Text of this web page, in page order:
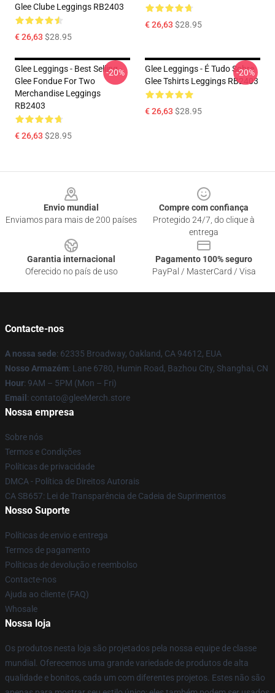
Glee Clube Leggings RB2403
€ 26,63 $28.95
€ 26,63 $28.95
Glee Leggings - Best Selling -
Glee Fondue For Two
Merchandise Leggings
RB2403
€ 26,63 $28.95
-20%
Glee Leggings - É Tudo Sobre
Glee Tshirts Leggings RB2403
€ 26,63 $28.95
-20%
Envio mundial
Enviamos para mais de 200 países
Compre com confiança
Protegido 24/7, do clique à
entrega
Garantia internacional
Oferecido no país de uso
Pagamento 100% seguro
PayPal / MasterCard / Visa
Contacte-nos
A nossa sede: 62335 Broadway, Oakland, CA 94612, EUA
Nosso Armazém: Lane 6780, Humin Road, Bazhou City, Shanghai, CN
Hour: 9AM – 5PM (Mon – Fri)
Email : contato@gleeMerch.store
Nossa empresa
Sobre nós
Termos e Condições
Políticas de privacidade
DMCA - Política de Direitos Autorais
CA SB657: Lei de Transparência de Cadeia de Suprimentos
Nosso Suporte
Políticas de envio e entrega
Termos de pagamento
Políticas de devolução e reembolso
Contacte-nos
Ajuda ao cliente (FAQ)
Whosale
Nossa loja
Os produtos nesta loja são projetados pela nossa equipe de classe
mundial. Oferecemos uma grande variedade de produtos de alta
qualidade e bonitos, cada um com diferentes projetos. Estes não são